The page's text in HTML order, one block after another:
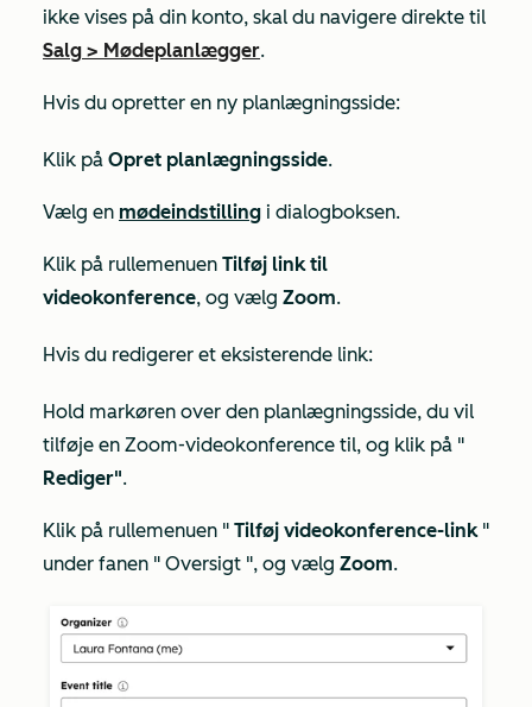
ikke vises på din konto, skal du navigere direkte til
Salg > Mødeplanlægger.
Hvis du opretter en ny planlægningsside:
Klik på Opret planlægningsside.
Vælg en mødeindstilling i dialogboksen.
Klik på rullemenuen Tilføj link til
videokonference, og vælg Zoom.
Hvis du redigerer et eksisterende link:
Hold markøren over den planlægningsside, du vil
tilføje en Zoom-videokonference til, og klik på "
Rediger".
Klik på rullemenuen " Tilføj videokonference-link"
under fanen " Oversigt ", og vælg Zoom.